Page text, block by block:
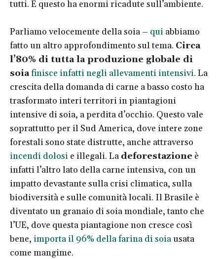
tutti. E questo ha enormi ricadute sull’ambiente.
Parliamo velocemente della soia – qui abbiamo
fatto un altro approfondimento sul tema. Circa
l’80% di tutta la produzione globale di
soiafinisce infatti negli allevamenti intensivi. La
crescita della domanda di carne a basso costo ha
trasformato interi territori in piantagioni
intensive di soia, a perdita d’occhio. Questo vale
soprattutto per il Sud America, dove intere zone
forestali sono state distrutte, anche attraverso
incendi dolosi e illegali. La deforestazione è
infatti l’altro lato della carne intensiva, con un
impatto devastante sulla crisi climatica, sulla
biodiversità e sulle comunità locali. Il Brasile è
diventato un granaio di soia mondiale, tanto che
l’UE, dove questa piantagione non cresce così
bene, importa il 96% della farina di soiausata
come mangime.